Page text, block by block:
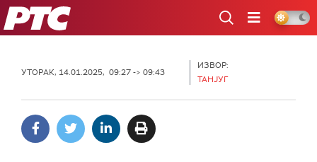
РТС
УТОРАК, 14.01.2025, 09:27 -> 09:43
ИЗВОР:
ТАНЈУГ